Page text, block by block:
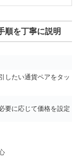
順を丁寧に説明
したい通貨ペアをタッ
要に応じて価格を設定